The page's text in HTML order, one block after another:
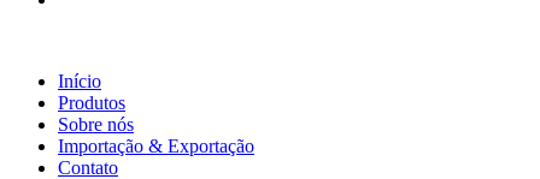
Início
Produtos
Sobre nós
Importação & Exportação
Contato